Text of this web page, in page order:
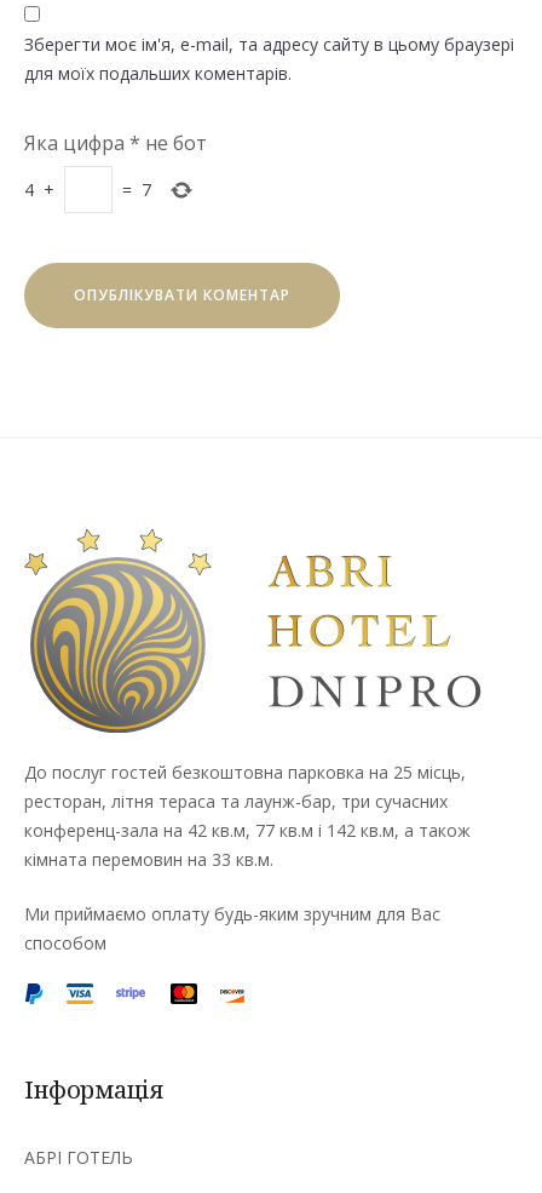
Зберегти моє ім'я, e-mail, та адресу сайту в цьому браузері
для моїх подальших коментарів.
Яка цифра * не бот
4 + = 7
До послуг гостей безкоштовна парковка на 25 місць,
ресторан, літня тераса та лаунж-бар, три сучасних
конференц-зала на 42 кв.м, 77 кв.м і 142 кв.м, а також
кімната перемовин на 33 кв.м.
Ми приймаємо оплату будь-яким зручним для Вас
способом
Інформація
АБРІ ГОТЕЛЬ